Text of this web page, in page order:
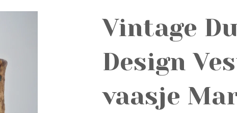
Vintage
Design
vaasje